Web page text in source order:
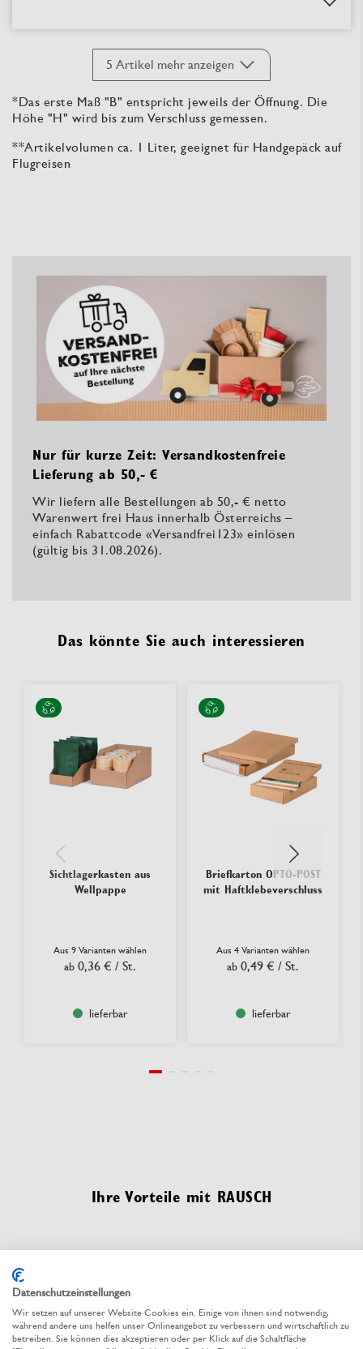
5 Artikel mehr anzeigen
*Das erste Maß "B" entspricht jeweils der Öffnung. Die
Höhe "H" wird bis zum Verschluss gemessen.
**Artikelvolumen ca. 1 Liter, geeignet für Handgepäck auf
Flugreisen
Nur für kurze Zeit: Versandkostenfreie
Lieferung ab 50,- €
Wir liefern alle Bestellungen ab 50,- € netto
Warenwert frei Haus innerhalb Österreichs –
einfach Rabattcode «Versandfrei123» einlösen
(gültig bis 31.08.2026).
Das könnte Sie auch interessieren
Sichtlagerkasten aus
Wellpappe
Aus 9 Varianten wählen
ab 0,36 € / St.
lieferbar
Briefkarton OPTO-POST
mit Haftklebeverschluss
Aus 4 Varianten wählen
ab 0,49 € / St.
lieferbar
Ihre Vorteile mit RAUSCH
Fachkundige Beratung
Unsere Verpackungsspezialisten sind
persönlich für Sie da
Datenschutzeinstellungen
Wir setzen auf unserer Website Cookies ein. Einige von ihnen sind notwendig,
während andere uns helfen unser Onlineangebot zu verbessern und wirtschaftlich zu
betreiben. Sie können dies akzeptieren oder per Klick auf die Schaltfläche